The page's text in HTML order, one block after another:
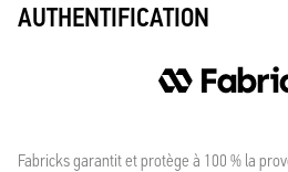
AUTHENTIFICATION
Fabricks garantit et protège à 100 % la